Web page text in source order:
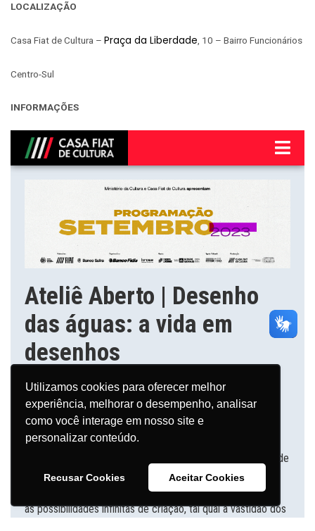
LOCALIZAÇÃO
Casa Fiat de Cultura – Praça da Liberdade , 10 – Bairro Funcionários
Centro-Sul
INFORMAÇÕES